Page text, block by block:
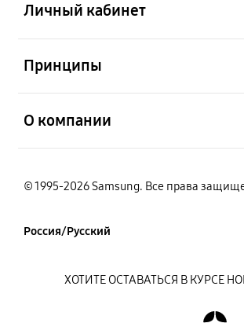
Личный кабинет
Принципы
О компании
© 1995-2026 Samsung. Все права
Россия/Русский
ХОТИТЕ ОСТАВАТЬСЯ В КУРСЕ